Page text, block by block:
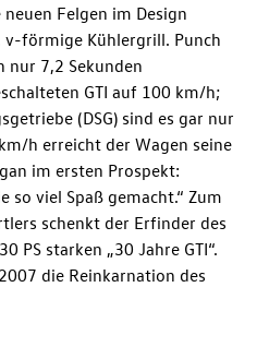
Felgen im Design
v-förmige Kühlergrill. Punch
nur 7,2 Sekunden
GTI auf 100 km/h;
(DSG) sind es gar nur
h erreicht der Wagen seine
im ersten Prospekt:
so viel Spaß gemacht.“ Zum
schenkt der Erfinder des
PS starken „30 Jahre GTI“.
die Reinkarnation des